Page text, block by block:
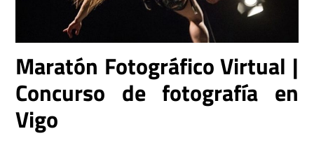
Maratón Fotográfico Virtual |
Concurso de fotografía en
Vigo